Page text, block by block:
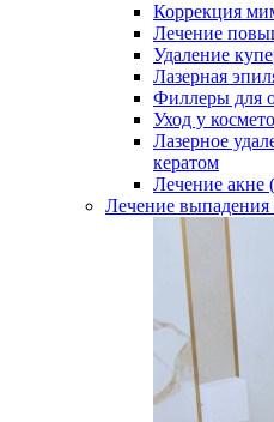
Коррекция
Лечение
Удаление
Лазерная
Филлеры для
Уход у
Лазерное
кератом
Лечение акне
Лечение